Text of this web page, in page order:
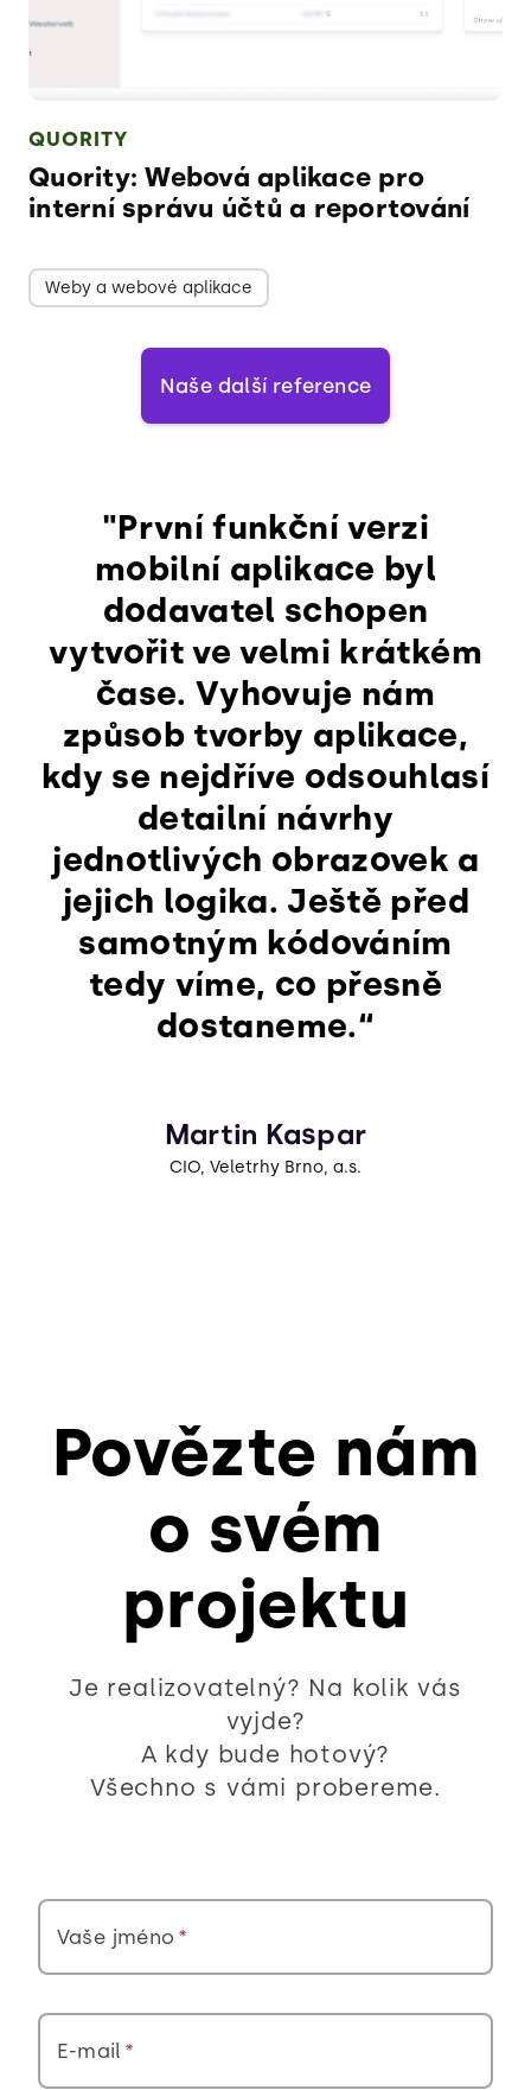
QUORITY
Quority: Webová aplikace pro
interní správu účtů a reportování
Weby a webové aplikace
Naše další reference
"První funkční verzi
mobilní aplikace byl
dodavatel schopen
vytvořit ve velmi krátkém
čase. Vyhovuje nám
způsob tvorby aplikace,
kdy se nejdříve odsouhlasí
detailní návrhy
jednotlivých obrazovek a
jejich logika. Ještě před
samotným kódováním
tedy víme, co přesně
dostaneme.“
Martin Kaspar
CIO, Veletrhy Brno, a.s.
Povězte nám
o svém
projektu
Je realizovatelný? Na kolik vás
vyjde?
A kdy bude hotový?
Všechno s vámi probereme.
Vaše jméno
E-mail